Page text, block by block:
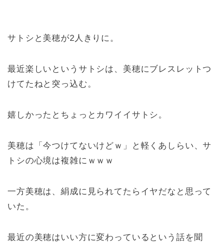
サトシと美穂が2人きりに。
最近楽しいというサトシは、美穂にブレスレットつ
けてたねと突っ込む。
嬉しかったとちょっとカワイイサトシ。
美穂は「今つけてないけどｗ」と軽くあしらい、サ
トシの心境は複雑にｗｗｗ
一方美穂は、絹成に見られてたらイヤだなと思って
いた。
最近の美穂はいい方に変わっているという話を聞